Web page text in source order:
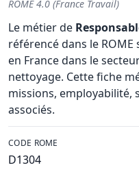
ROME 4.0 (France Travail)
Le métier de
référencé dans le ROME
en France dans le
nettoyage. Cette fiche
missions, employabilité,
associés.
CODE ROME
D1304